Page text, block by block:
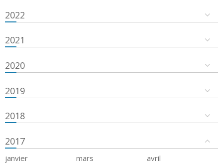
2022
2021
2020
2019
2018
2017
janvier mars
avril